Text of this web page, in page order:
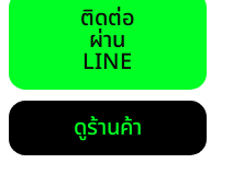
ติดต่อ
ผ่าน
LINE
ดูร้านค้า